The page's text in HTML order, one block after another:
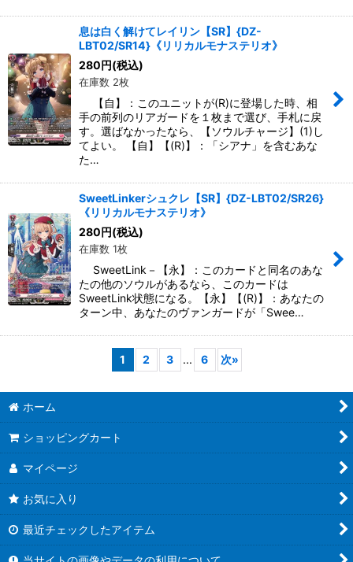
息は白く解けてレイリン【SR】{DZ-
LBT02/SR14}《リリカルモナステリオ》
280円(税込)
在庫数 2枚
【自】：このユニットが(R)に登場した時、相
手の前列のリアガードを１枚まで選び、手札に戻
す。選ばなかったなら、【ソウルチャージ】(1)し
てよい。 【自】【(R)】：「シアナ」を含むあな
た…
SweetLinkerシュクレ【SR】{DZ-LBT02/SR26}
《リリカルモナステリオ》
280円(税込)
在庫数 1枚
SweetLink－【永】：このカードと同名のあな
たの他のソウルがあるなら、このカードは
SweetLink状態になる。【永】【(R)】：あなたの
ターン中、あなたのヴァンガードが「Swee…
1 2 3 ... 6 次»
ホーム
ショッピングカート
マイページ
お気に入り
最近チェックしたアイテム